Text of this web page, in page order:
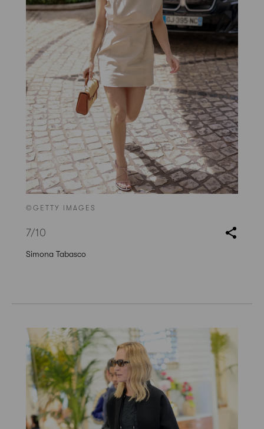
©GETTY IMAGES
7/10
Simona Tabasco